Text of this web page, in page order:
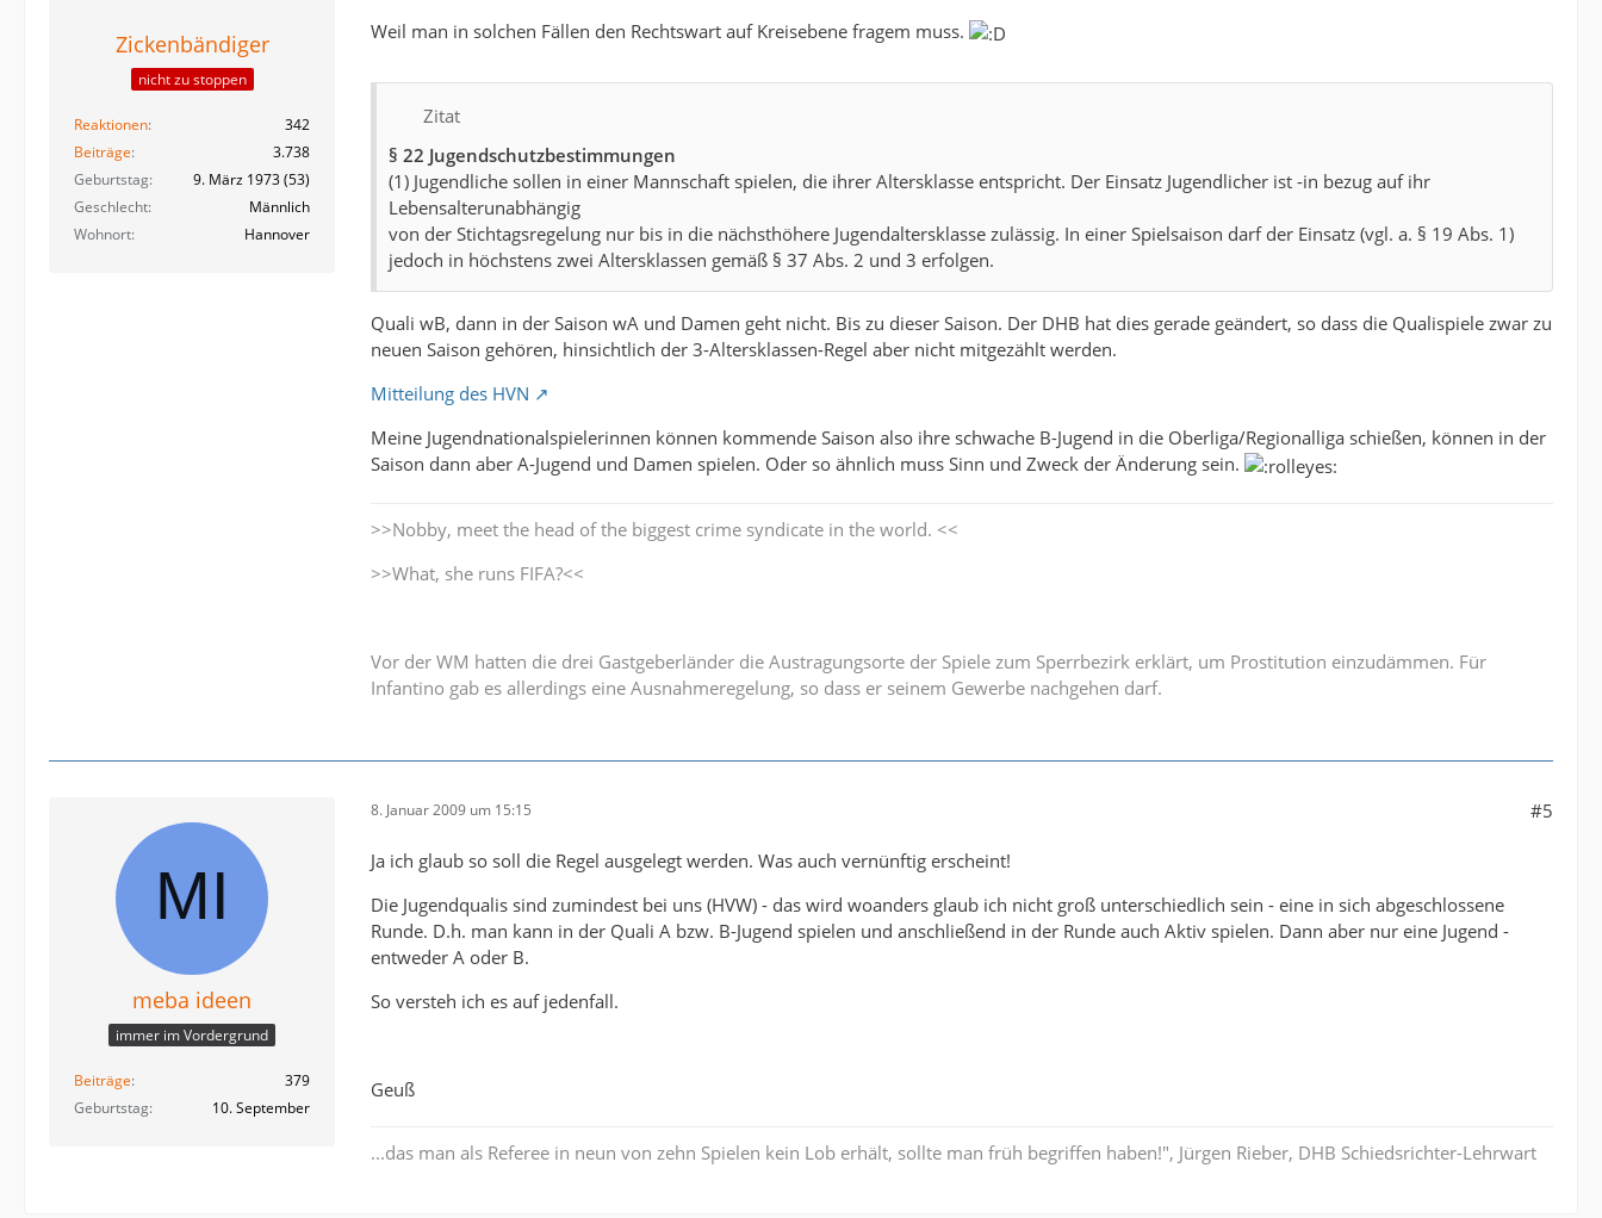
Zickenbändiger
nicht zu stoppen
Reaktionen
342
Beiträge
3.738
Geburtstag
9. März 1973 (53)
Geschlecht
Männlich
Wohnort
Hannover
Weil man in solchen Fällen den Rechtswart auf Kreisebene fragem muss.
Zitat
§ 22 Jugendschutzbestimmungen
(1) Jugendliche sollen in einer Mannschaft spielen, die ihrer Altersklasse entspricht. Der Einsatz Jugendlicher ist -in bezug auf ihr
Lebensalterunabhängig
von der Stichtagsregelung nur bis in die nächsthöhere Jugendaltersklasse zulässig. In einer Spielsaison darf der Einsatz (vgl. a. § 19 Abs. 1)
jedoch in höchstens zwei Altersklassen gemäß § 37 Abs. 2 und 3 erfolgen.
Quali wB, dann in der Saison wA und Damen geht nicht. Bis zu dieser Saison. Der DHB hat dies gerade geändert, so dass die Qualispiele zwar zu
neuen Saison gehören, hinsichtlich der 3-Altersklassen-Regel aber nicht mitgezählt werden.
Mitteilung des HVN
Meine Jugendnationalspielerinnen können kommende Saison also ihre schwache B-Jugend in die Oberliga/Regionalliga schießen, können in der
Saison dann aber A-Jugend und Damen spielen. Oder so ähnlich muss Sinn und Zweck der Änderung sein.
>>Nobby, meet the head of the biggest crime syndicate in the world. <<
>>What, she runs FIFA?<<
Vor der WM hatten die drei Gastgeberländer die Austragungsorte der Spiele zum Sperrbezirk erklärt, um Prostitution einzudämmen. Für
Infantino gab es allerdings eine Ausnahmeregelung, so dass er seinem Gewerbe nachgehen darf.
meba ideen
immer im Vordergrund
Beiträge
379
Geburtstag
10. September
8. Januar 2009 um 15:15 #5
Ja ich glaub so soll die Regel ausgelegt werden. Was auch vernünftig erscheint!
Die Jugendqualis sind zumindest bei uns (HVW) - das wird woanders glaub ich nicht groß unterschiedlich sein - eine in sich abgeschlossene
Runde. D.h. man kann in der Quali A bzw. B-Jugend spielen und anschließend in der Runde auch Aktiv spielen. Dann aber nur eine Jugend -
entweder A oder B.
So versteh ich es auf jedenfall.
Geuß
...das man als Referee in neun von zehn Spielen kein Lob erhält, sollte man früh begriffen haben!", Jürgen Rieber, DHB Schiedsrichter-Lehrwart